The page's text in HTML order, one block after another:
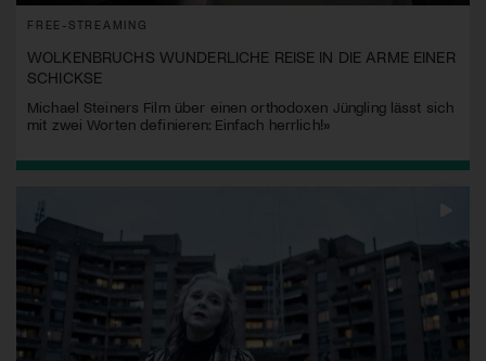
FREE-STREAMING
WOLKENBRUCHS WUNDERLICHE REISE IN DIE ARME EINER
SCHICKSE
Michael Steiners Film über einen orthodoxen Jüngling lässt sich
mit zwei Worten definieren: Einfach herrlich!»